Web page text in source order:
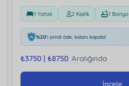
1 Yatak 2 Kişilik 1 Banyo
%20'ı şimdi öde, kalanı kapıda!
₺3750 | ₺8750 Aralığında
İncele